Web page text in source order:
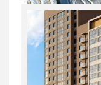
Россия,
Екатеринбург
5 082 300
1 18/